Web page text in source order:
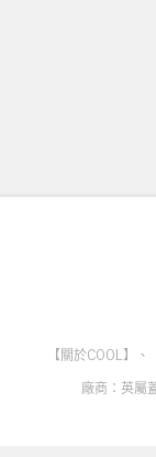
【關於COOL】 、
廠商：英屬